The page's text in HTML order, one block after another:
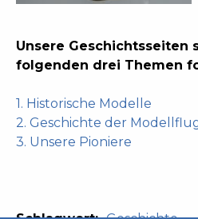
Unsere Geschichtsseiten
folgenden drei Themen
1. Historische Modelle
2. Geschichte der
3. Unsere Pioniere